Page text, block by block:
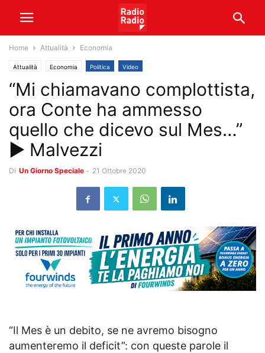
Home Attualità Economia
Attualità Economia Politica Video
“Mi chiamavano complottista,
ora Conte ha ammesso
quello che dicevo sul Mes…”
► Malvezzi
Di Un Giorno Speciale - 21 Ottobre 2020
“Il Mes è un debito, se ne avremo bisogno
aumenteremo il deficit”: con queste parole il